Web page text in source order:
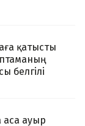
қатысты
белгілі
аса ауыр